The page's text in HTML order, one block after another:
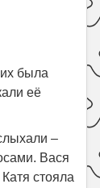
была
её
–
Вася
стояла